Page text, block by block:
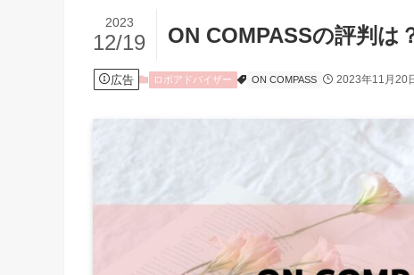
ON COMPASSの評判は
2023
12/19
広告 ロボアドバイザー ON COMPASS 2023年11月20